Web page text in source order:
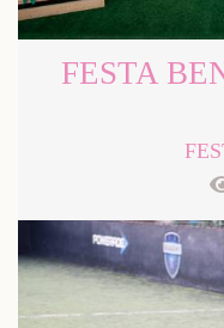
FESTA